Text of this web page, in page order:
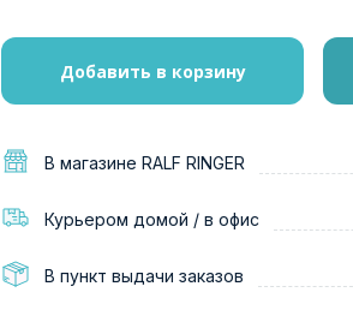
Добавить в корзину
В магазине RALF RINGER
Курьером домой / в офис
В пункт выдачи заказов